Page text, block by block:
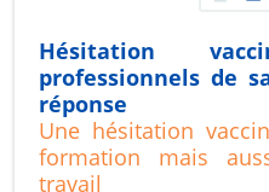
Hésitation
professionnels de
réponse
Une hésitation
formation mais
travail